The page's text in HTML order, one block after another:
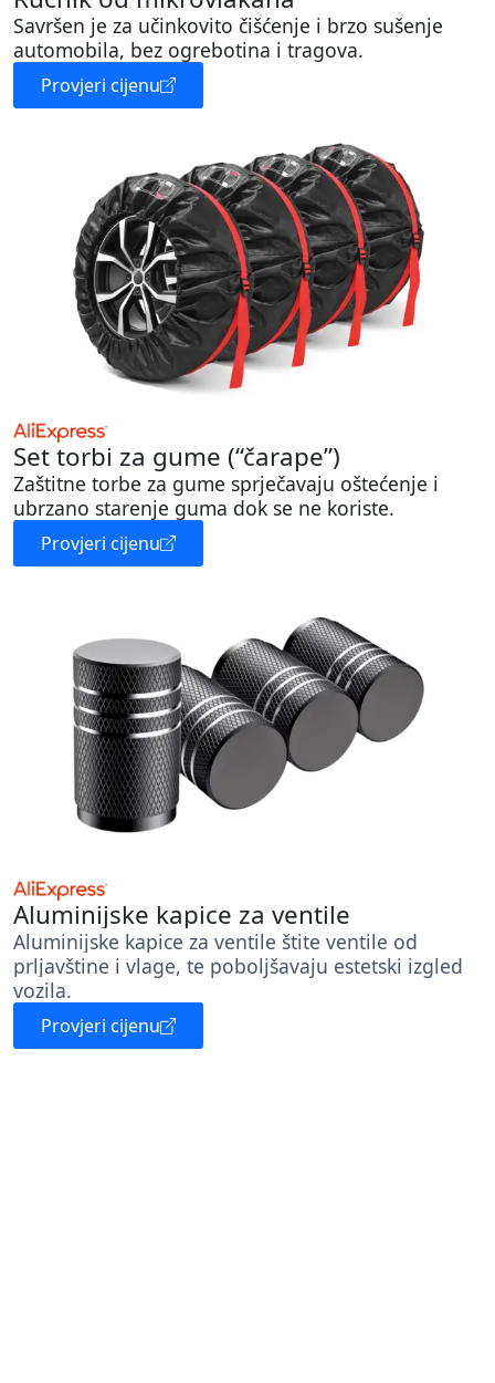
Savršen je za učinkovito čišćenje i brzo sušenje
automobila, bez ogrebotina i tragova.
Provjeri cijenu
Set torbi za gume (“čarape”)
Zaštitne torbe za gume sprječavaju oštećenje i
ubrzano starenje guma dok se ne koriste.
Provjeri cijenu
Aluminijske kapice za ventile
Aluminijske kapice za ventile štite ventile od
prljavštine i vlage, te poboljšavaju estetski izgled
vozila.
Provjeri cijenu